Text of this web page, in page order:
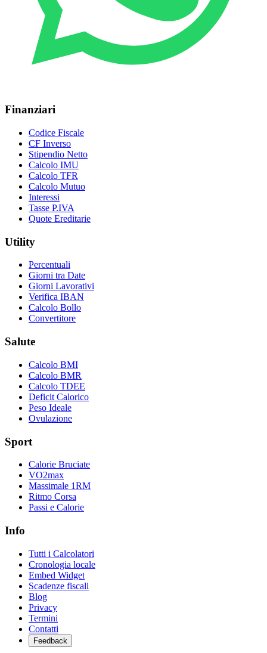
Finanziari
Codice Fiscale
CF Inverso
Stipendio Netto
Calcolo IMU
Calcolo TFR
Calcolo Mutuo
Interessi
Tasse P.IVA
Quote Ereditarie
Utility
Percentuali
Giorni tra Date
Giorni Lavorativi
Verifica IBAN
Calcolo Bollo
Convertitore
Salute
Calcolo BMI
Calcolo BMR
Calcolo TDEE
Deficit Calorico
Peso Ideale
Ovulazione
Sport
Calorie Bruciate
VO2max
Massimale 1RM
Ritmo Corsa
Passi e Calorie
Info
Tutti i Calcolatori
Cronologia locale
Embed Widget
Scadenze fiscali
Blog
Privacy
Termini
Contatti
Feedback